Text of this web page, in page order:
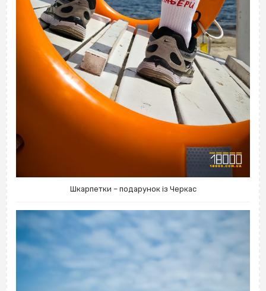
Шкарпетки – подарунок із Черкас